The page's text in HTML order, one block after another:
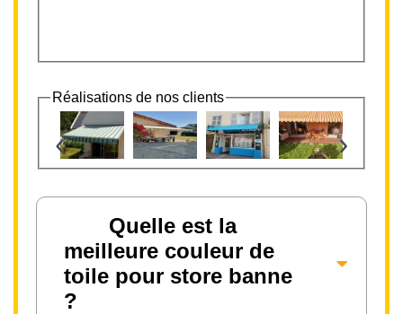
Réalisations de nos clients
‹ ›
Quelle est la
meilleure couleur de
toile pour store banne
?